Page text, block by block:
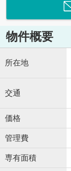
物件概要
所在地
交通
価格
管理費
専有面積